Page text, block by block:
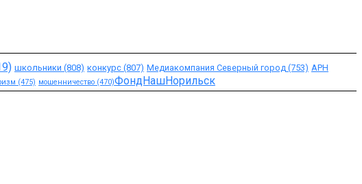
школьники (808) конкурс (807) Медиакомпания Северный город (753) АРН
(475) мошенничество (470)ФондНашНорильск